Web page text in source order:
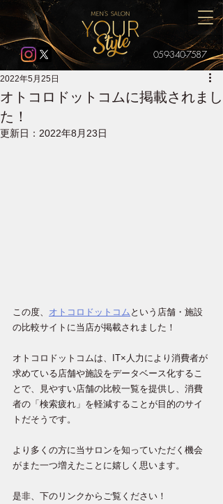
059-340-7587
オトコロドットコムに掲載されまし
た！
2022年5月25日
更新日： 2022年8月23日
この度、 オトコロドットコム という店舗・施設
の比較サイトに当店が掲載されました！
オトコロドットコムは、IT×人力により消費者が
求めている店舗や施設をデータベース化するこ
とで、見やすい店舗の比較一覧を提供し、消費
者の「検索疲れ」を軽減することが目的のサイ
トだそうです。
より多くの方に当サロンを知っていただく機会
がまた一つ増えたことに嬉しく思います。
是非、下のリンクからご覧ください！